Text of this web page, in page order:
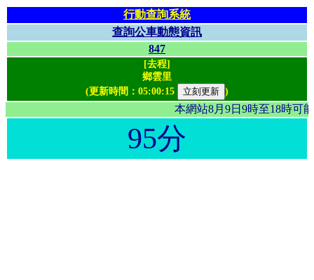
行動查詢系統
查詢公車動態資訊
847
[去程]
鄉雲里
(更新時間： 05:00:15 )
本網站8月9日9時至18
95分